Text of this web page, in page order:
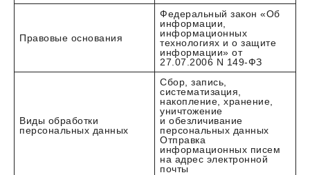
Правовые основания
Федеральный закон «Об
информации,
информационных
технологиях и о защите
информации» от
27.07.2006 N 149-ФЗ
Виды обработки
персональных данных
Сбор, запись,
систематизация,
накопление, хранение,
уничтожение
и обезличивание
персональных данных
Отправка
информационных писем
на адрес электронной
почты